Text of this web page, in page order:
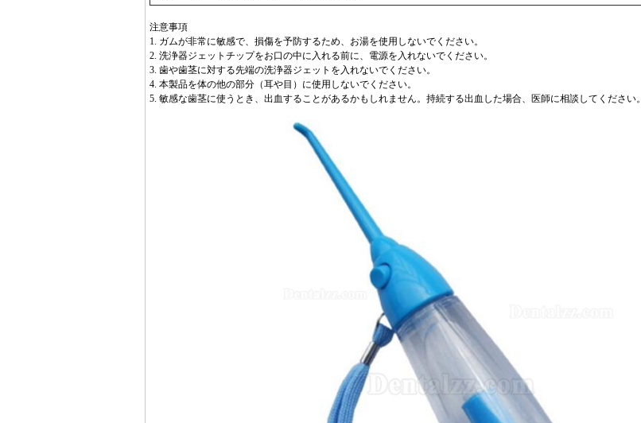
注意事項
1. ガムが非常に敏感で、損傷を予防するため、お湯を使用しないでください。
2. 洗浄器ジェットチップをお口の中に入れる前に、電源を入れないでください。
3. 歯や歯茎に対する先端の洗浄器ジェットを入れないでください。
4. 本製品を体の他の部分（耳や目）に使用しないでください。
5. 敏感な歯茎に使うとき、出血することがあるかもしれません。持続する出血した場合、医師に相談してください。